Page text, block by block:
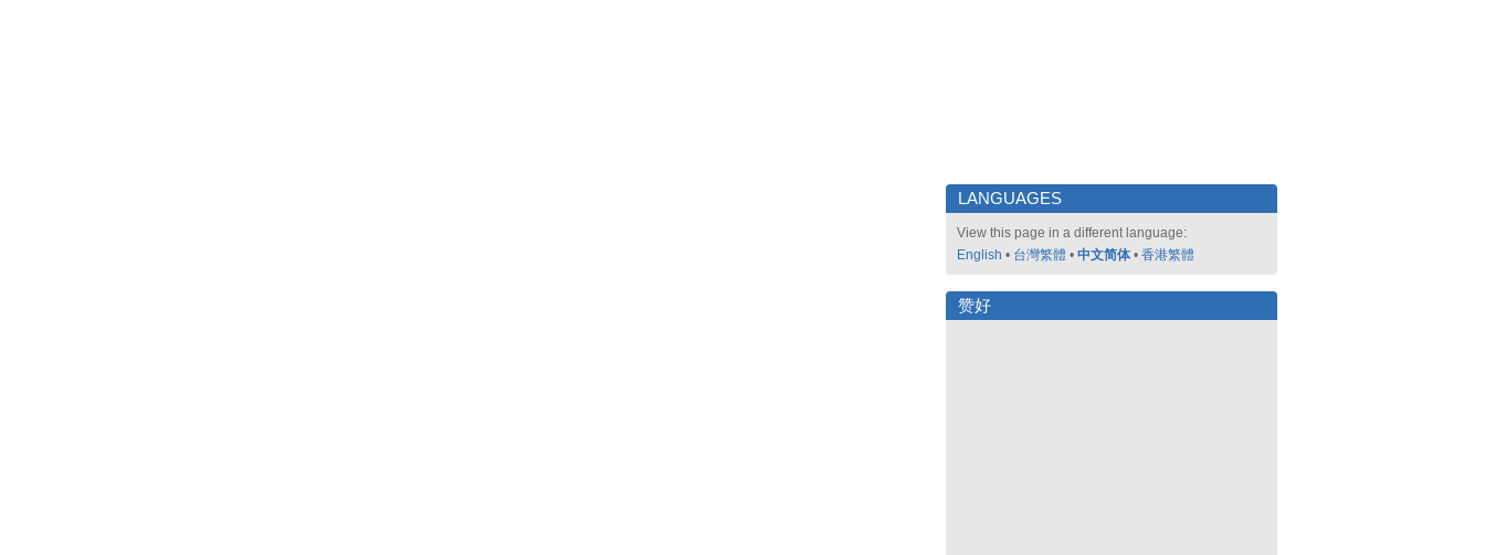
LANGUAGES
View this page in a different language:
English • 台灣繁體 • 中文简体 • 香港繁體
赞好